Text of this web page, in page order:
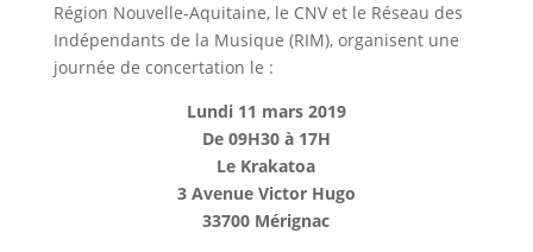
Région Nouvelle-Aquitaine, le CNV et le Réseau des
Indépendants de la Musique (RIM), organisent une
journée de concertation le :
Lundi 11 mars 2019
De 09H30 à 17H
Le Krakatoa
3 Avenue Victor Hugo
33700 Mérignac